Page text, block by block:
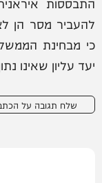
להעביר מסר הן
כי מבחינת
יעד עליון שאינו
שלח תגובה על